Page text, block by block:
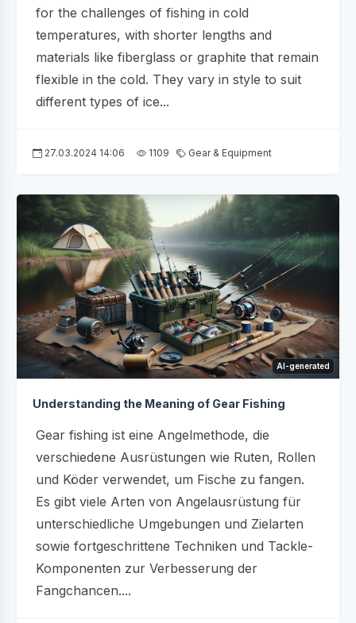
for the challenges of fishing in cold
temperatures, with shorter lengths and
materials like fiberglass or graphite that remain
flexible in the cold. They vary in style to suit
different types of ice...
27.03.2024 14:06 1109 Gear & Equipment
AI-generated
Understanding the Meaning of Gear Fishing
Gear fishing ist eine Angelmethode, die
verschiedene Ausrüstungen wie Ruten, Rollen
und Köder verwendet, um Fische zu fangen.
Es gibt viele Arten von Angelausrüstung für
unterschiedliche Umgebungen und Zielarten
sowie fortgeschrittene Techniken und Tackle-
Komponenten zur Verbesserung der
Fangchancen....